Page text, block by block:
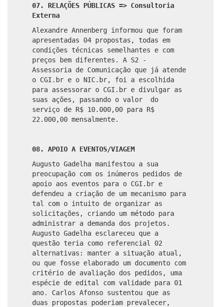
07. RELAÇÕES PÚBLICAS => Consultoria
Externa
Alexandre Annenberg informou que foram
apresentadas 04 propostas, todas em
condições técnicas semelhantes e com
preços bem diferentes. A S2 -
Assessoria de Comunicação que já atende
o CGI.br e o NIC.br, foi a escolhida
para assessorar o CGI.br e divulgar as
suas ações, passando o valor do
serviço de R$ 10.000,00 para R$
22.000,00 mensalmente.
08. APOIO A EVENTOS/VIAGEM
Augusto Gadelha manifestou a sua
preocupação com os inúmeros pedidos de
apoio aos eventos para o CGI.br e
defendeu a criação de um mecanismo para
tal com o intuito de organizar as
solicitações, criando um método para
administrar a demanda dos projetos.
Augusto Gadelha esclareceu que a
questão teria como referencial 02
alternativas: manter a situação atual,
ou que fosse elaborado um documento com
critério de avaliação dos pedidos, uma
espécie de edital com validade para 01
ano. Carlos Afonso sustentou que as
duas propostas poderiam prevalecer,